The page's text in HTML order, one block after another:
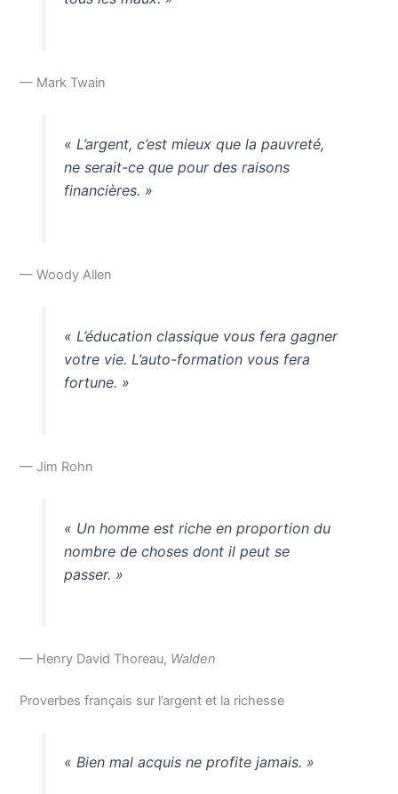
— Mark Twain
« L’argent, c’est mieux que la pauvreté,
ne serait-ce que pour des raisons
financières. »
— Woody Allen
« L’éducation classique vous fera gagner
votre vie. L’auto-formation vous fera
fortune. »
— Jim Rohn
« Un homme est riche en proportion du
nombre de choses dont il peut se
passer. »
— Henry David Thoreau, Walden
Proverbes français sur l’argent et la richesse
« Bien mal acquis ne profite jamais. »